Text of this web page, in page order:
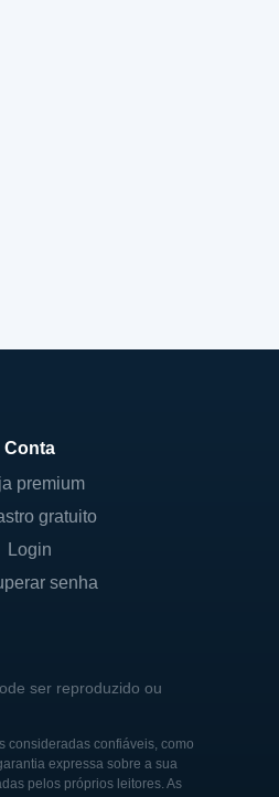
Conta
premium
gratuito
Login
senha
ser reproduzido ou
consideradas confiáveis, como
expressa sobre a sua
pelos próprios leitores. As